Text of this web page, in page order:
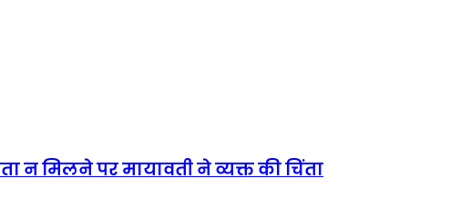
न मिलने पर मायावती ने व्यक्त की चिंता